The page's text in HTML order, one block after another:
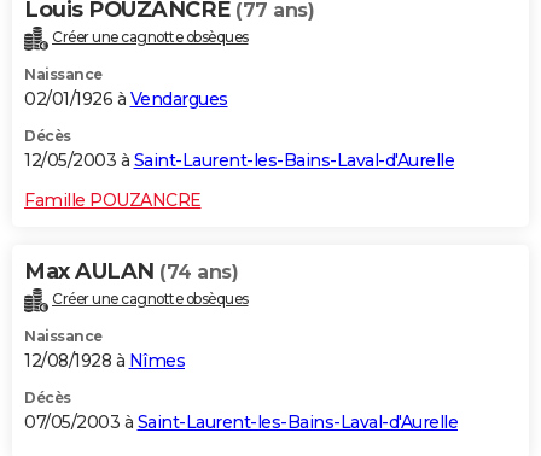
Louis POUZANCRE (77 ans)
Créer une cagnotte obsèques
Naissance
02/01/1926 à Vendargues
Décès
12/05/2003 à Saint-Laurent-les-Bains-Laval-d'Aurelle
Famille POUZANCRE
Max AULAN (74 ans)
Créer une cagnotte obsèques
Naissance
12/08/1928 à Nîmes
Décès
07/05/2003 à Saint-Laurent-les-Bains-Laval-d'Aurelle